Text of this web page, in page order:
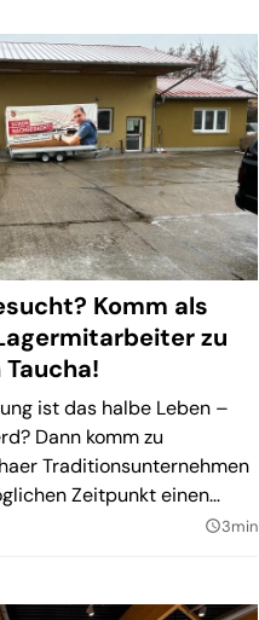
Komm als
zu
ist das halbe Leben –
Dann komm zu
Traditionsunternehmen
Zeitpunkt einen
(m/w/d).
query_builder3min